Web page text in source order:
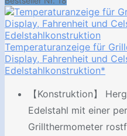
Temperaturanzeige für
Display, Fahrenheit und
Edelstahlkonstruktion*
【Konstruktion】
Edelstahl mit einer
Grillthermometer